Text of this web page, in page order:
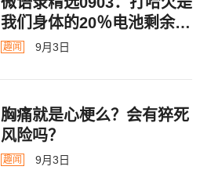
我们身体的20％电池剩余警
告
趣闻 9月3日
胸痛就是心梗么？会有猝死
风险吗？
趣闻 9月3日